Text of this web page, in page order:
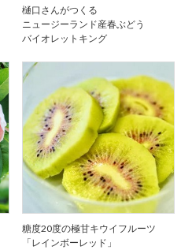
樋口さんがつくる
ニュージーランド産春ぶどう
バイオレットキング
糖度20度の極甘キウイフルーツ
「レインボーレッド」